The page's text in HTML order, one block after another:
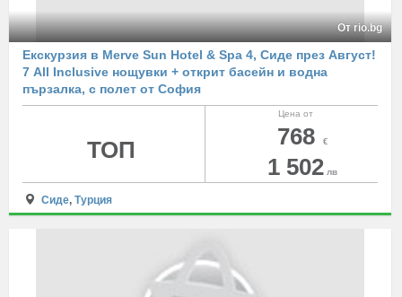
От rio.bg
Екскурзия в Merve Sun Hotel & Spa 4, Сиде през Август!
7 All Inclusive нощувки + открит басейн и водна
пързалка, с полет от София
Цена от
768 €
1 502 лв
ТОП
Сиде,Турция